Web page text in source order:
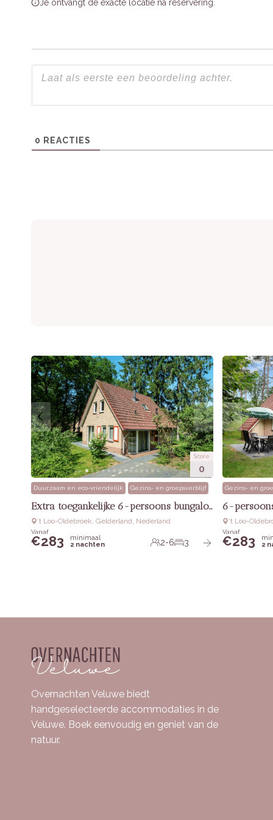
komen.
Toegankelijkheid:
Je ontvangt de exacte locatie na reservering.
0 REACTIES
Score
0
Duurzaam en eco-vriendelijk Gezins- en groepsverblijf
Extra toegankelijke 6-persoons bungalow
‘t Loo-Oldebroek, Gelderland, Nederland
Vanaf
€283
minimaal
2 nachten
2-6 3
Gezins- en
6-
‘t Loo-
Vanaf
€283
2
Overnachten Veluwe biedt
handgeselecteerde accommodaties in de
Veluwe. Boek eenvoudig en geniet van de
natuur.